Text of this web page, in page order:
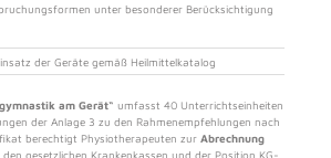
unter besonderer Berücksichtigung
der Geräte gemäß Heilmittelkatalog
am Gerät“ umfasst 40 Unterrichtseinheiten
der Anlage 3 zu den Rahmenempfehlungen nach
berechtigt Physiotherapeuten zur Abrechnung
gesetzlichen Krankenkassen und der Position KG-